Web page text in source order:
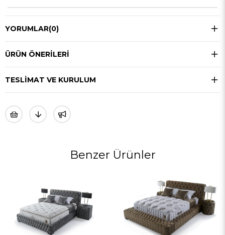
YORUMLAR(0)
ÜRÜN ÖNERILERI
TESLIMAT VE KURULUM
Benzer Ürünler